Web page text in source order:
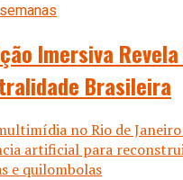
Imersiva
Brasileira
no Rio de
artificial para
e quilombolas